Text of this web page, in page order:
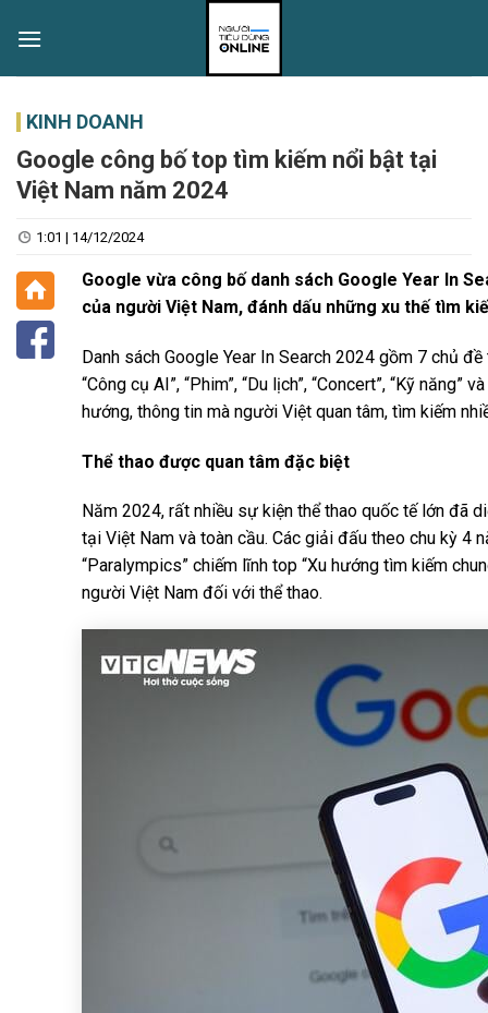
KINH DOANH
Google công bố top tìm kiếm nổi bật tại
Việt Nam năm 2024
1:01 | 14/12/2024
Google vừa công bố danh sách Google Year In
của người Việt Nam, đánh dấu những xu thế tìm
Danh sách Google Year In Search 2024 gồm 7 chủ
“Công cụ AI”, “Phim”, “Du lịch”, “Concert”, “Kỹ năng”
hướng, thông tin mà người Việt quan tâm, tìm kiếm
Thể thao được quan tâm đặc biệt
Năm 2024, rất nhiều sự kiện thể thao quốc tế lớn đã
tại Việt Nam và toàn cầu. Các giải đấu theo chu kỳ 4
“Paralympics” chiếm lĩnh top “Xu hướng tìm kiếm
người Việt Nam đối với thể thao.